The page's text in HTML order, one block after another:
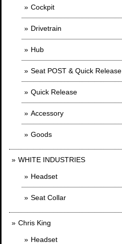
Cockpit
Drivetrain
Hub
Seat POST & Quick Release
Quick Release
Accessory
Goods
WHITE INDUSTRIES
Headset
Seat Collar
Chris King
Headset